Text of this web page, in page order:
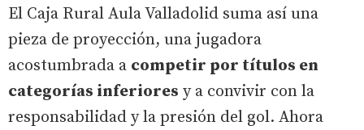
El Caja Rural Aula Valladolid suma así una
pieza de proyección, una jugadora
acostumbrada a competir por títulos en
categorías inferiores y a convivir con la
responsabilidad y la presión del gol. Ahora